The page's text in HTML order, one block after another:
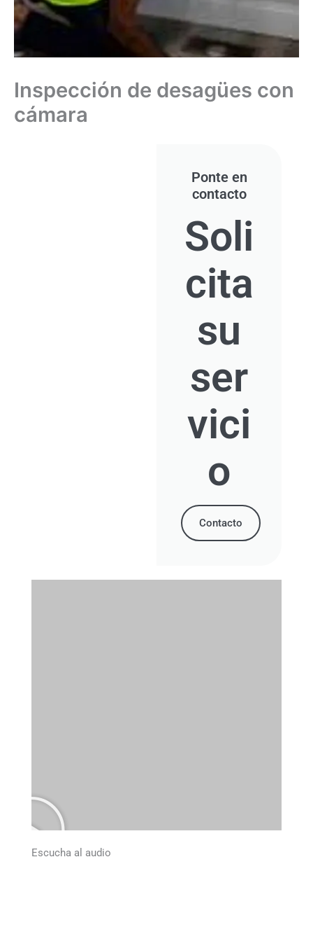
Inspección de desagües con
cámara
Ponte en
contacto
Soli
cita
su
ser
vici
o
Contacto
Escucha al audio